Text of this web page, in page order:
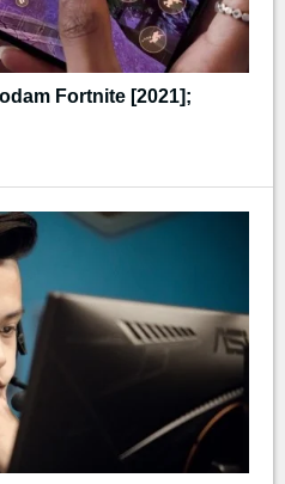
Fortnite [2021];